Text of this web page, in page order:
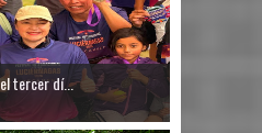
tercer dí...